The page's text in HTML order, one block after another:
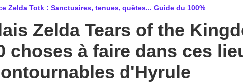
Zelda Totk : Sanctuaires, tenues, quêtes... Guide du 100%
Zelda Tears of the
choses à faire dans ces
d'Hyrule